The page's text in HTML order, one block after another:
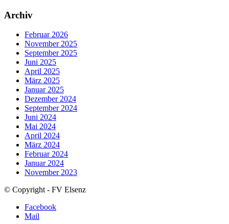
Archiv
Februar 2026
November 2025
September 2025
Juni 2025
April 2025
März 2025
Januar 2025
Dezember 2024
September 2024
Juni 2024
Mai 2024
April 2024
März 2024
Februar 2024
Januar 2024
November 2023
© Copyright - FV Elsenz
Facebook
Mail